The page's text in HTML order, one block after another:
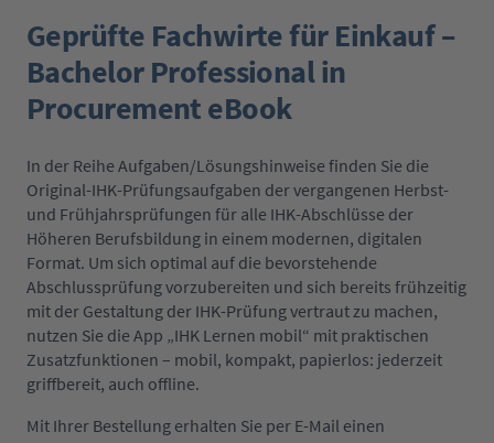
Geprüfte Fachwirte für Einkauf –
Bachelor Professional in
Procurement eBook
In der Reihe Aufgaben/Lösungshinweise finden Sie die
Original-IHK-Prüfungsaufgaben der vergangenen Herbst-
und Frühjahrsprüfungen für alle IHK-Abschlüsse der
Höheren Berufsbildung in einem modernen, digitalen
Format. Um sich optimal auf die bevorstehende
Abschlussprüfung vorzubereiten und sich bereits frühzeitig
mit der Gestaltung der IHK-Prüfung vertraut zu machen,
nutzen Sie die App „IHK Lernen mobil“ mit praktischen
Zusatzfunktionen – mobil, kompakt, papierlos: jederzeit
griffbereit, auch offline.
Mit Ihrer Bestellung erhalten Sie per E-Mail einen